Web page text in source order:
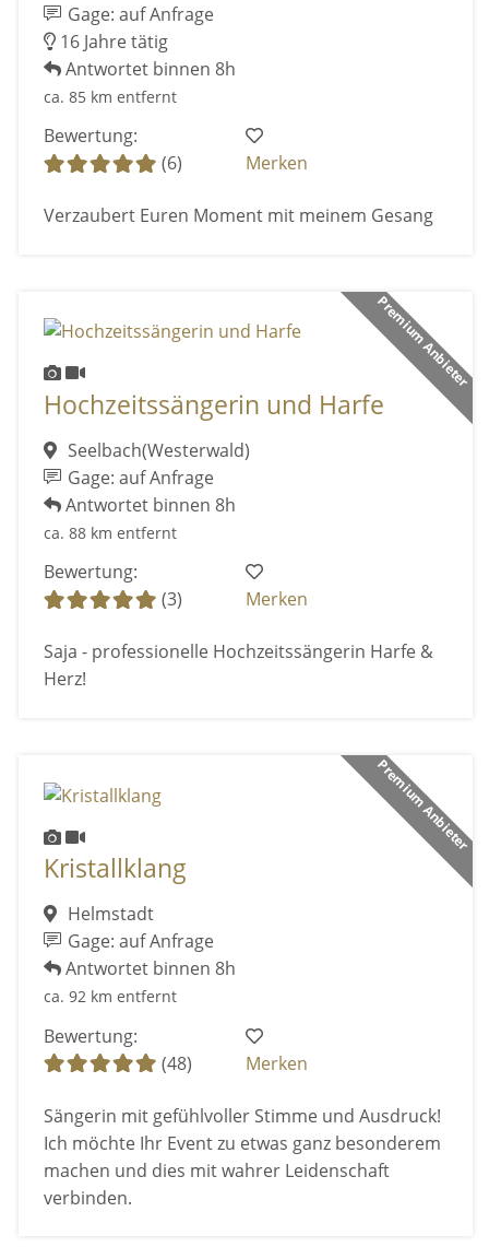
Gage: auf Anfrage
16 Jahre tätig
Antwortet binnen 8h
ca. 85 km entfernt
Bewertung:
(6)
Merken
Verzaubert Euren Moment mit meinem Gesang
Premium Anbieter
Hochzeitssängerin und Harfe
Seelbach(Westerwald)
Gage: auf Anfrage
Antwortet binnen 8h
ca. 88 km entfernt
Bewertung:
(3)
Merken
Saja - professionelle Hochzeitssängerin Harfe &
Herz!
Premium Anbieter
Kristallklang
Helmstadt
Gage: auf Anfrage
Antwortet binnen 8h
ca. 92 km entfernt
Bewertung:
(48)
Merken
Sängerin mit gefühlvoller Stimme und Ausdruck!
Ich möchte Ihr Event zu etwas ganz besonderem
machen und dies mit wahrer Leidenschaft
verbinden.